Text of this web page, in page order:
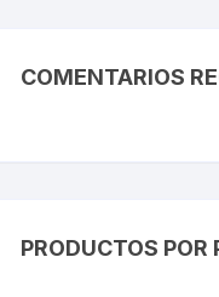
COMENTARIOS
PRODUCTOS